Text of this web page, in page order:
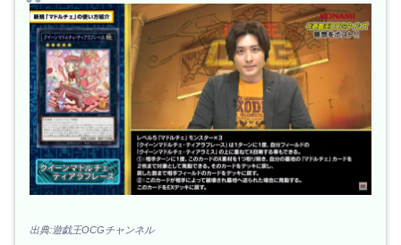
出典:遊戯王OCGチャンネル